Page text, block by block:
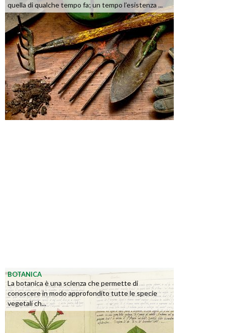
quella di qualche tempo fa; un tempo l’esistenza ...
BOTANICA
La botanica è una scienza che permette di
conoscere in modo approfondito tutte le specie
vegetali ch...